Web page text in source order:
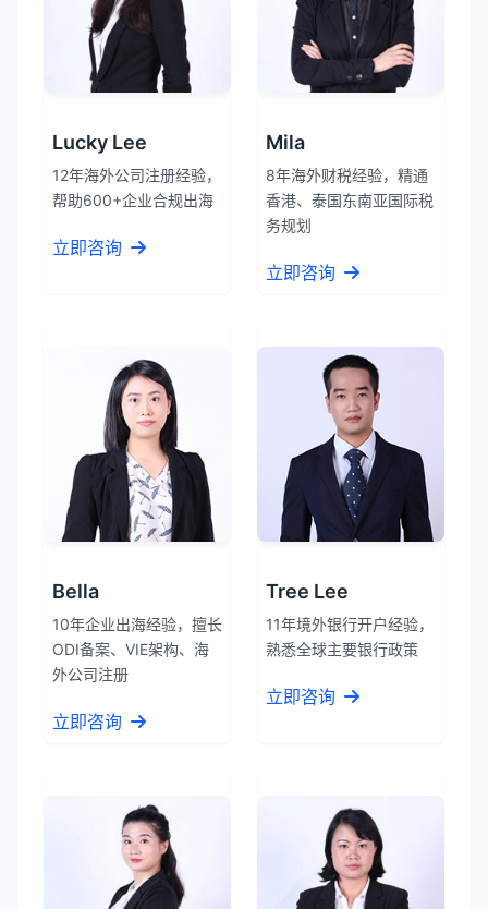
Lucky Lee
12年海外公司注册经验，
帮助600+企业合规出海
立即咨询
Mila
8年海外财税经验，精通
香港、泰国东南亚国际税
务规划
立即咨询
Bella
10年企业出海经验，擅长
ODI备案、VIE架构、海
外公司注册
立即咨询
Tree Lee
11年境外银行开户经验，
熟悉全球主要银行政策
立即咨询